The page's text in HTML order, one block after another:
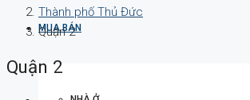
MUA BÁN
Thành phố Thủ Đức
Quận 2
Quận 2